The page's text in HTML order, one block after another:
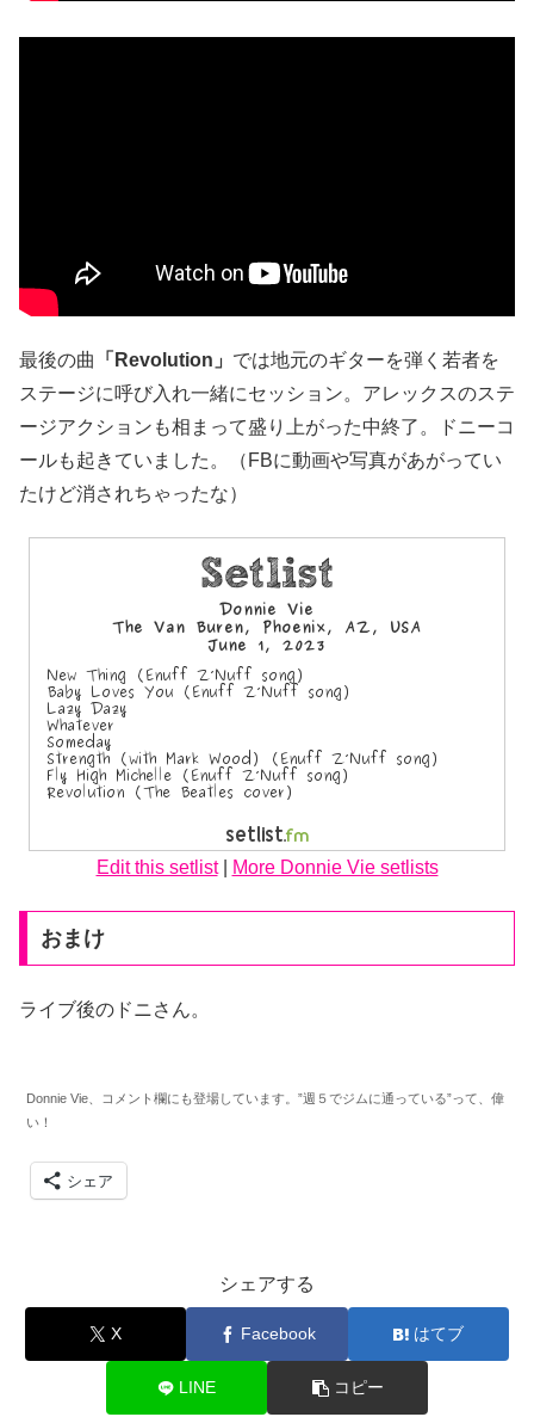
最後の曲 「Revolution」 では地元のギターを弾く若者を
ステージに呼び入れ一緒にセッション。アレックスのステ
ージアクションも相まって盛り上がった中終了。ドニーコ
ールも起きていました。（FBに動画や写真があがってい
たけど消されちゃったな）
Edit this setlist| More Donnie Vie setlists
おまけ
ライブ後のドニさん。
Donnie Vie、コメント欄にも登場しています。”週５でジムに通っている”って、偉
い！
シェア
シェアする
X Facebook はてブ
LINE コピー